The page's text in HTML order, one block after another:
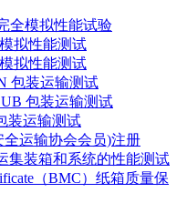
全模拟性能试验
拟性能测试
拟性能测试
包装运输测试
包装运输测试
装运输测试
运输协会会员)注册
集装箱和系统的性能测试
（BMC）纸箱质量保